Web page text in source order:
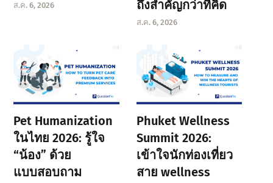
ส.ค. 6, 2026
ถึงสำคัญกว่าที่คิด
ส.ค. 6, 2026
Pet Humanization
ในไทย 2026: รู้ใจ
“น้อง” ด้วย
แบบสอบถาม
Phuket Wellness
Summit 2026:
เข้าใจนักท่องเที่ยว
สาย wellness